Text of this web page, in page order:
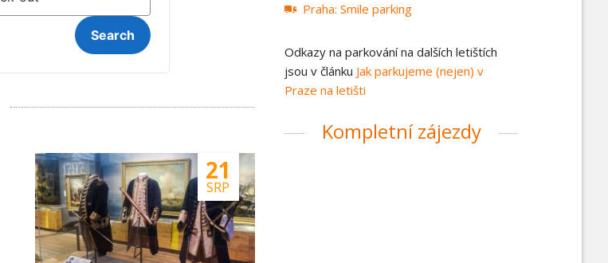
21
SRP
Praha: Smile parking
Odkazy na parkování na dalších letištích
jsou v článku Jak parkujeme (nejen) v
Praze na letišti
Kompletní zájezdy